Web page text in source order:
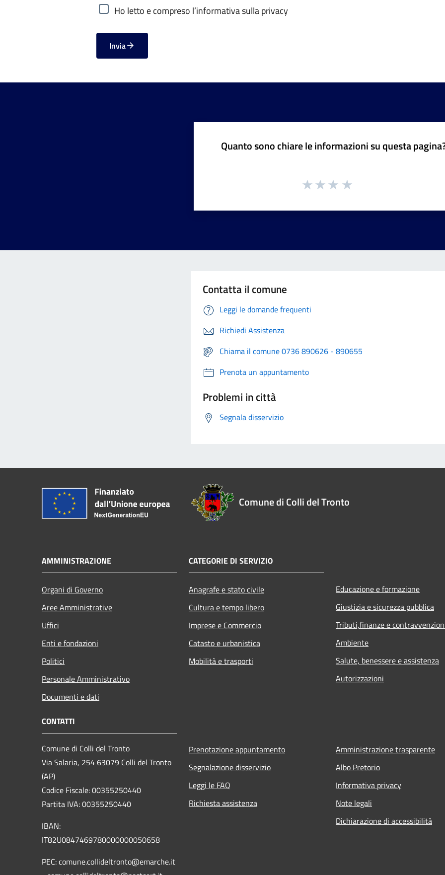
Ho letto e compreso l’informativa sulla privacy
Invia
Quanto sono chiare le informazioni su questa
Contatta il comune
Leggi le domande frequenti
Richiedi Assistenza
Chiama il comune 0736 890626 - 890655
Prenota un appuntamento
Problemi in città
Segnala disservizio
Comune di Colli del Tronto
AMMINISTRAZIONE
Organi di Governo
Aree Amministrative
Uffici
Enti e fondazioni
Politici
Personale Amministrativo
Documenti e dati
CATEGORIE DI SERVIZIO
Anagrafe e stato civile
Cultura e tempo libero
Imprese e Commercio
Catasto e urbanistica
Mobilità e trasporti
Educazione e formazione
Giustizia e sicurezza pubblica
Tributi,finanze e
Ambiente
Salute, benessere e assistenza
Autorizzazioni
CONTATTI
Comune di Colli del Tronto
Via Salaria, 254 63079 Colli del Tronto
(AP)
Codice Fiscale: 00355250440
Partita IVA: 00355250440
IBAN:
IT82U0847469780000000050658
PEC: comune.collideltronto@emarche.it
Prenotazione appuntamento
Segnalazione disservizio
Leggi le FAQ
Richiesta assistenza
Amministrazione trasparente
Albo Pretorio
Informativa privacy
Note legali
Dichiarazione di accessibilità